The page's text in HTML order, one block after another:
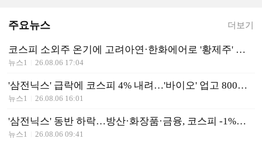
주요뉴스 더보기
코스피 소외주 온기에 고려아연·한화에어로 '황제주' 탈환
뉴스1 26.08.06 17:04
'삼전닉스' 급락에 코스피 4% 내려…'바이오' 업고 800스닥 회복[시황종합]
뉴스1 26.08.06 16:01
'삼전닉스' 동반 하락…방산·화장품·금융, 코스피 -1%대 '방어'[개장시황]
뉴스1 26.08.06 09:41